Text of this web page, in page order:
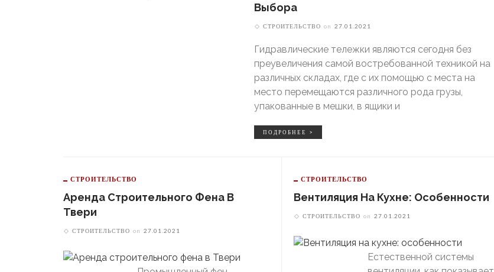
Выбора
СТРОИТЕЛЬСТВО on 27.01.2021
Гидравлические тележки являются сегодня без
преувеличения самой востребованной техникой на
различных складах, где с их помощью с места на
место перемещаются различного рода грузы,
упакованные в мешки, в ящики и
ПОДРОБНЕЕ >
СТРОИТЕЛЬСТВО
Аренда Строительного Фена В
Твери
СТРОИТЕЛЬСТВО on 27.01.2021
СТРОИТЕЛЬСТВО
Вентиляция На Кухне: Особенности
СТРОИТЕЛЬСТВО on 27.01.2021
Естественной системы